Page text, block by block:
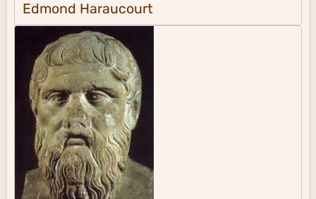
Edmond Haraucourt